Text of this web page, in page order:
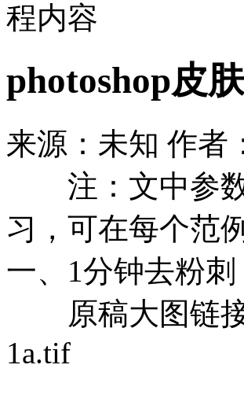
程内容
photoshop皮
来源：未知 作者
注：文中参数
习，可在每个范
一、1分钟去粉刺
原稿大图链接
1a.tif